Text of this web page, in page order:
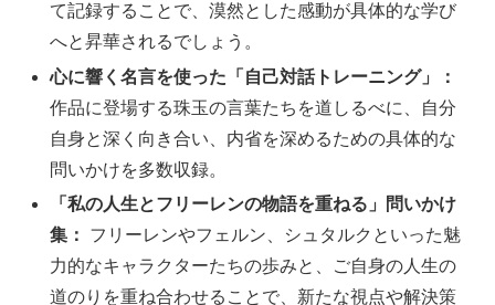
て記録することで、漠然とした感動が具体的な学び
へと昇華されるでしょう。
心に響く名言を使った「自己対話トレーニング」：
作品に登場する珠玉の言葉たちを道しるべに、自分
自身と深く向き合い、内省を深めるための具体的な
問いかけを多数収録。
「私の人生とフリーレンの物語を重ねる」問いかけ
集：
フリーレンやフェルン、シュタルクといった魅
力的なキャラクターたちの歩みと、ご自身の人生の
道のりを重ね合わせることで、新たな視点や解決策